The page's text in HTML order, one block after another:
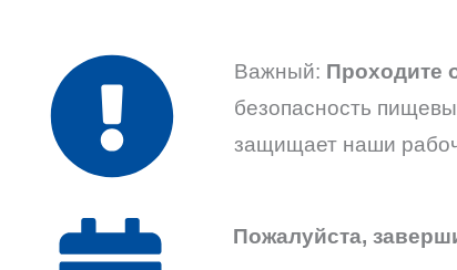
Важный: Проходите
безопасность
защищает наши
Пожалуйста,